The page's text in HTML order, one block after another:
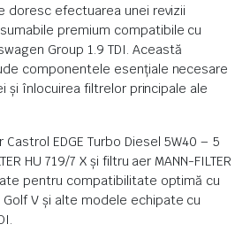
doresc efectuarea unei revizii
premium compatibile cu
Group 1.9 TDI. Această
componentele esențiale necesare
și înlocuirea filtrelor principale ale
EDGE Turbo Diesel 5W40 – 5
HU 719/7 X și filtru aer MANN-FILTER
pentru compatibilitate optimă cu
V și alte modele echipate cu